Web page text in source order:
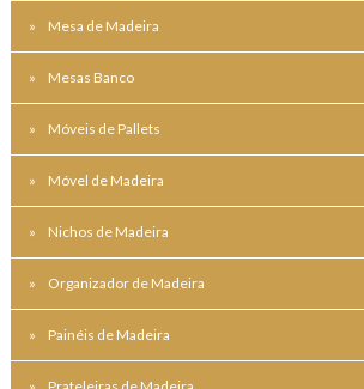
Mesa de Madeira
Mesas Banco
Móveis de Pallets
Móvel de Madeira
Nichos de Madeira
Organizador de Madeira
Painéis de Madeira